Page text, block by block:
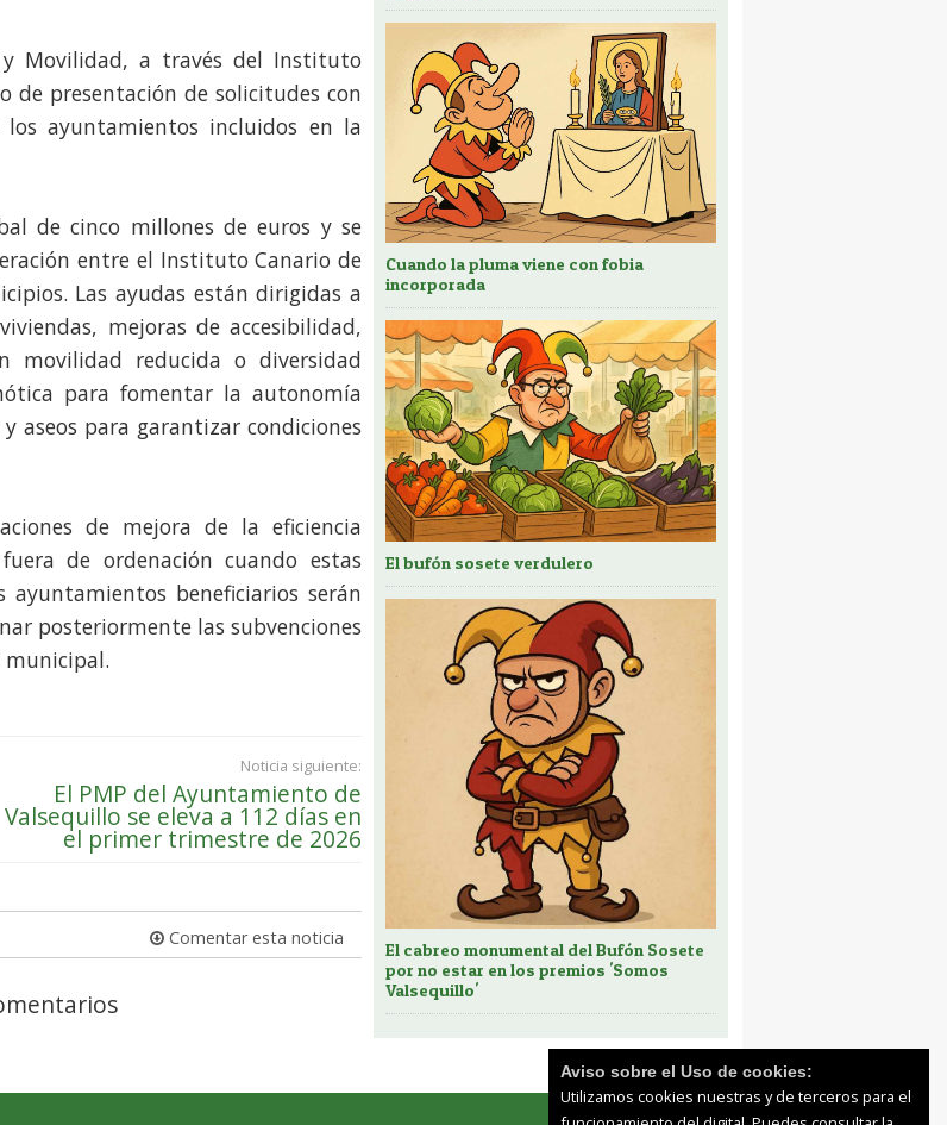
y Movilidad, a través del Instituto
de presentación de solicitudes con
ayuntamientos incluidos en la
de cinco millones de euros y se
entre el Instituto Canario de
Las ayudas están dirigidas a
mejoras de accesibilidad,
movilidad reducida o diversidad
para fomentar la autonomía
aseos para garantizar condiciones
de mejora de la eficiencia
de ordenación cuando estas
beneficiarios serán
posteriormente las subvenciones
municipal.
Noticia siguiente:
El PMP del Ayuntamiento de
Valsequillo se eleva a 112 días en
el primer trimestre de 2026
Comentar esta noticia
Cuando la pluma viene con fobia
incorporada
El bufón sosete verdulero
El cabreo monumental del Bufón Sosete
por no estar en los premios 'Somos
Valsequillo'
Aviso sobre el Uso de cookies:
Utilizamos cookies nuestras y de terceros para el